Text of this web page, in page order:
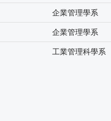
企業管理學系
企業管理學系
工業管理科學系